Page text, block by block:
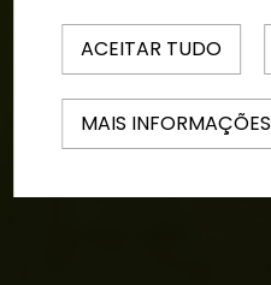
ACEITAR TUDO
MAIS INFORMAÇÕES